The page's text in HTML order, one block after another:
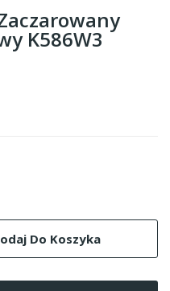
K586W3
Do Koszyka